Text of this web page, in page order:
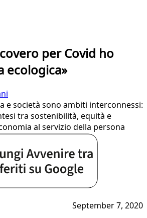
per Covid ho
ecologica»
e società sono ambiti interconnessi:
tra sostenibilità, equità e
al servizio della persona
September 7, 2020